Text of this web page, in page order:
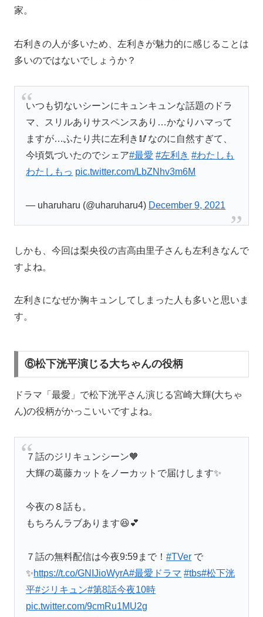
家。
右利きの人が多いため、左利きが魅力的に感じることは
多いのではないでしょうか？
いつも切ないシーンにキュンキュンな話題のドラ
マ、スリルありサスペンスあり…かなりハマって
ますが…ふたり共に左利き🥢なのに自然すぎて、
今頃気づいたのでシェア#最愛 #左利き #わたしも
わたしもっ pic.twitter.com/LbZNhv3m6M
— uharuharu (@uharuharu4) December 9, 2021
しかも、今回は梨央役の吉高由里子さんも左利きなんで
すよね。
左利きになぜか胸キュンしてしまった人も多いと思いま
す。
⑥松下洸平演じる大ちゃんの役柄
ドラマ「最愛」で松下洸平さん演じる宮崎大輝(大ちゃ
ん)の役柄がかっこいいですよね。
７話のジリキュンシーン🧡
大輝の葛藤カットをノーカットで届けします✨
今夜の８話も。
もちろんラブあります😆💕
７話の無料配信は今夜9:59まで！#TVer で
✨https://t.co/GNIJioWyrA#最愛ドラマ #tbs#松下洸
平#ジリキュン#第8話今夜10時
pic.twitter.com/9cmRu1MU2g